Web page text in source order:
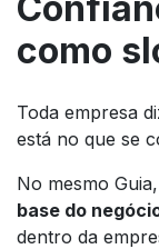
como
Toda empresa
está no que se
No mesmo
base do
dentro da